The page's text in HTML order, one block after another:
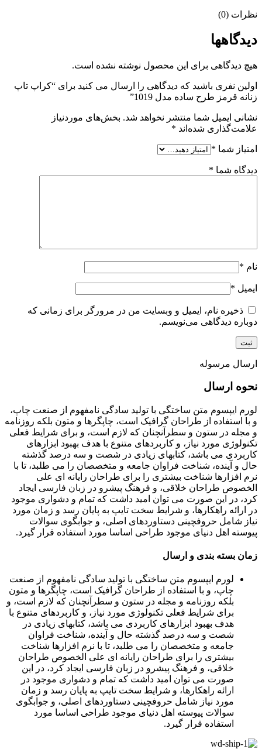
نظرات (0)
دیدگاهها
هیچ دیدگاهی برای این محصول نوشته نشده است.
اولین نفری باشید که دیدگاهی را ارسال می کنید برای “کراپ تاپ
زنانه قرمز طرح ساده مدل 1019”
نشانی ایمیل شما منتشر نخواهد شد. بخش‌های موردنیاز
علامت‌گذاری شده‌اند *
امتیاز شما *
دیدگاه شما *
نام *
ایمیل *
ذخیره نام، ایمیل و وبسایت من در مرورگر برای زمانی که
دوباره دیدگاهی می‌نویسم.
ارسال مرسوله
نحوه ارسال
لورم ایپسوم متن ساختگی با تولید سادگی نامفهوم از صنعت چاپ،
و با استفاده از طراحان گرافیک است، چاپگرها و متون بلکه روزنامه
و مجله در ستون و سطرآنچنان که لازم است، و برای شرایط فعلی
تکنولوژی مورد نیاز، و کاربردهای متنوع با هدف بهبود ابزارهای
کاربردی می باشد، کتابهای زیادی در شصت و سه درصد گذشته
حال و آینده، شناخت فراوان جامعه و متخصصان را می طلبد، تا با
نرم افزارها شناخت بیشتری را برای طراحان رایانه ای علی
الخصوص طراحان خلاقی، و فرهنگ پیشرو در زبان فارسی ایجاد
کرد، در این صورت می توان امید داشت که تمام و دشواری موجود
در ارائه راهکارها، و شرایط سخت تایپ به پایان رسد و زمان مورد
نیاز شامل حروفچینی دستاوردهای اصلی، و جوابگوی سوالات
پیوسته اهل دنیای موجود طراحی اساسا مورد استفاده قرار گیرد.
زمان بسته بندی و ارسال
لورم ایپسوم متن ساختگی با تولید سادگی نامفهوم از صنعت
چاپ، و با استفاده از طراحان گرافیک است، چاپگرها و متون
بلکه روزنامه و مجله در ستون و سطرآنچنان که لازم است، و
برای شرایط فعلی تکنولوژی مورد نیاز، و کاربردهای متنوع با
هدف بهبود ابزارهای کاربردی می باشد، کتابهای زیادی در
شصت و سه درصد گذشته حال و آینده، شناخت فراوان
جامعه و متخصصان را می طلبد، تا با نرم افزارها شناخت
بیشتری را برای طراحان رایانه ای علی الخصوص طراحان
خلاقی، و فرهنگ پیشرو در زبان فارسی ایجاد کرد، در این
صورت می توان امید داشت که تمام و دشواری موجود در
ارائه راهکارها، و شرایط سخت تایپ به پایان رسد و زمان
مورد نیاز شامل حروفچینی دستاوردهای اصلی، و جوابگوی
سوالات پیوسته اهل دنیای موجود طراحی اساسا مورد
استفاده قرار گیرد.